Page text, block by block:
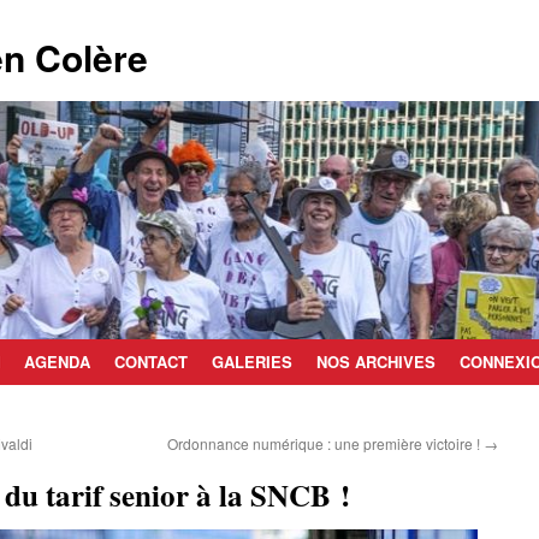
Colère
AGENDA CONTACT GALERIES NOS ARCHIVES
Ordonnance numérique : une première victoire ! →
tarif senior à la SNCB !